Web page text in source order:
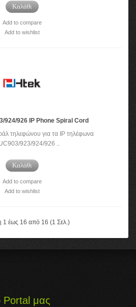
Καλάθι
Add to compare
Add to wishlist
924/926 IP Phone Spiral Cord
τηλεφώνου για τα IP τηλέφωνα
923/924/926 ..
Καλάθι
Add to compare
Add to wishlist
1 έως 16 από 16 (1 Σελ.)
Portal μας